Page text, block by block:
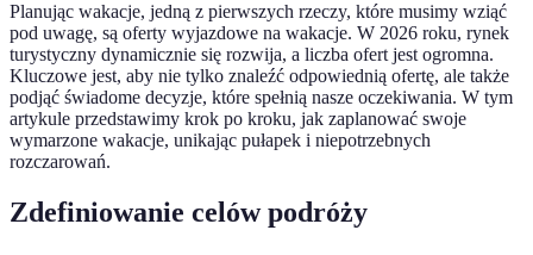
Planując wakacje, jedną z pierwszych rzeczy, które musimy wziąć
pod uwagę, są oferty wyjazdowe na wakacje. W 2026 roku, rynek
turystyczny dynamicznie się rozwija, a liczba ofert jest ogromna.
Kluczowe jest, aby nie tylko znaleźć odpowiednią ofertę, ale także
podjąć świadome decyzje, które spełnią nasze oczekiwania. W tym
artykule przedstawimy krok po kroku, jak zaplanować swoje
wymarzone wakacje, unikając pułapek i niepotrzebnych
rozczarowań.
Zdefiniowanie celów podróży